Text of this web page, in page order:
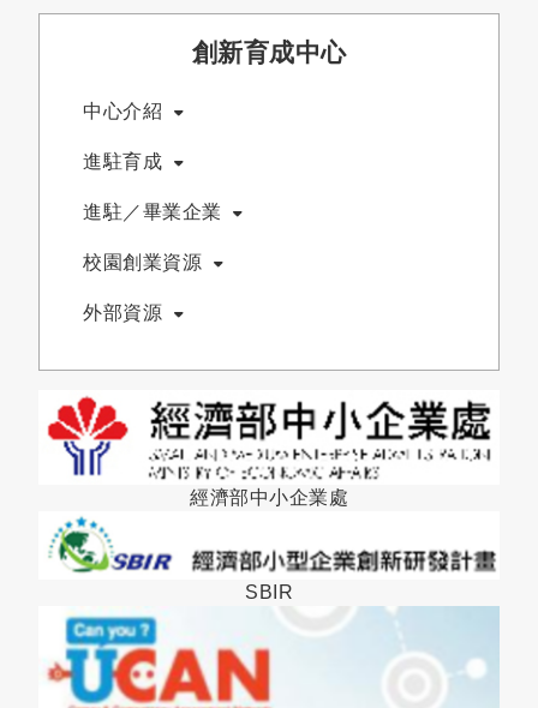
創新育成中心
中心介紹
進駐育成
進駐／畢業企業
校園創業資源
外部資源
經濟部中小企業處
SBIR